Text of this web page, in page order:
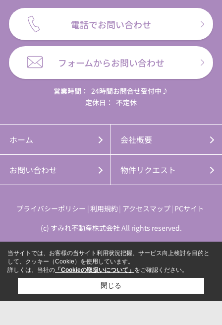
電話でお問い合わせ
フォームからお問い合わせ
営業時間：
24時間お問合せ受付中♪
定休日：
不定休
ホーム 会社概要
お問い合わせ 物件リクエスト
プライバシーポリシー 利用規約 アクセスマップ PCサイト
(c) すみれ不動産株式会社 All rights reserved.
当サイトでは、お客様の当サイト利用状況把握、サービス向上検討を目的と
して、クッキー（Cookie）を使用しています。
詳しくは、当社の 「Cookieの取扱いについて」 をご確認ください。
閉じる